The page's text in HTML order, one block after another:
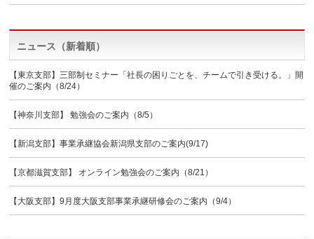
ニュース（新着順）
【東京支部】三部制セミナー「社長の困りごとを、チームで引き受ける。」開
催のご案内（8/24）
【神奈川支部】 勉強会のご案内（8/5）
【新潟支部】事業承継協会新潟県支部のご案内(9/17)
【京都滋賀支部】 オンライン勉強会のご案内（8/21）
【大阪支部】9月度大阪支部事業承継研修会のご案内（9/4）